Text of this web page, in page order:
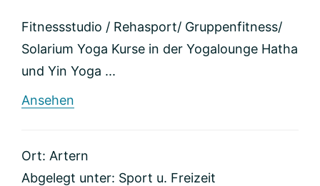
Fitnessstudio / Rehasport/ Gruppenfitness/
Solarium Yoga Kurse in der Yogalounge Hatha
und Yin Yoga ...
Ansehen
Yoga
Lounge
Ort: Artern
Abgelegt unter: Sport u. Freizeit